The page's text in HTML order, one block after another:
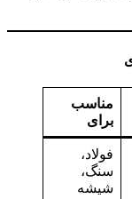
مناسب
برای
فولاد،
سنگ،
شیشه